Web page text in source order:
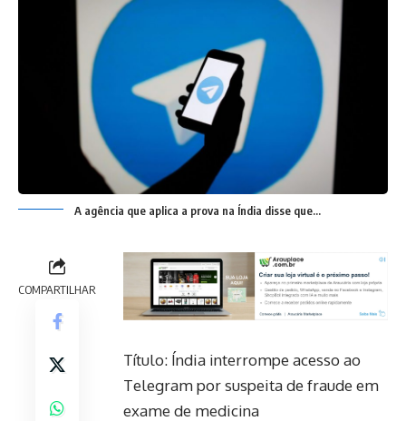
A agência que aplica a prova na Índia disse que...
COMPARTILHAR
Título: Índia interrompe acesso ao
Telegram por suspeita de fraude em
exame de medicina